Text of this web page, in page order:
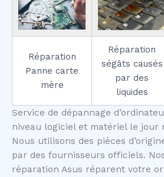
Réparation
Panne carte
mère
Réparation
ségâts causés
par des
liquides
Service de dépannage
niveau logiciel et matériel le jour
Nous utilisons des pièces
par des fournisseurs officiels.
réparation Asus réparent votre